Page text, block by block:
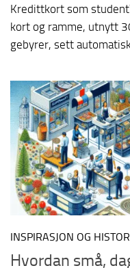
Kredittkort som
kort og ramme, utnytt
gebyrer, sett
INSPIRASJON OG
Hvordan små,